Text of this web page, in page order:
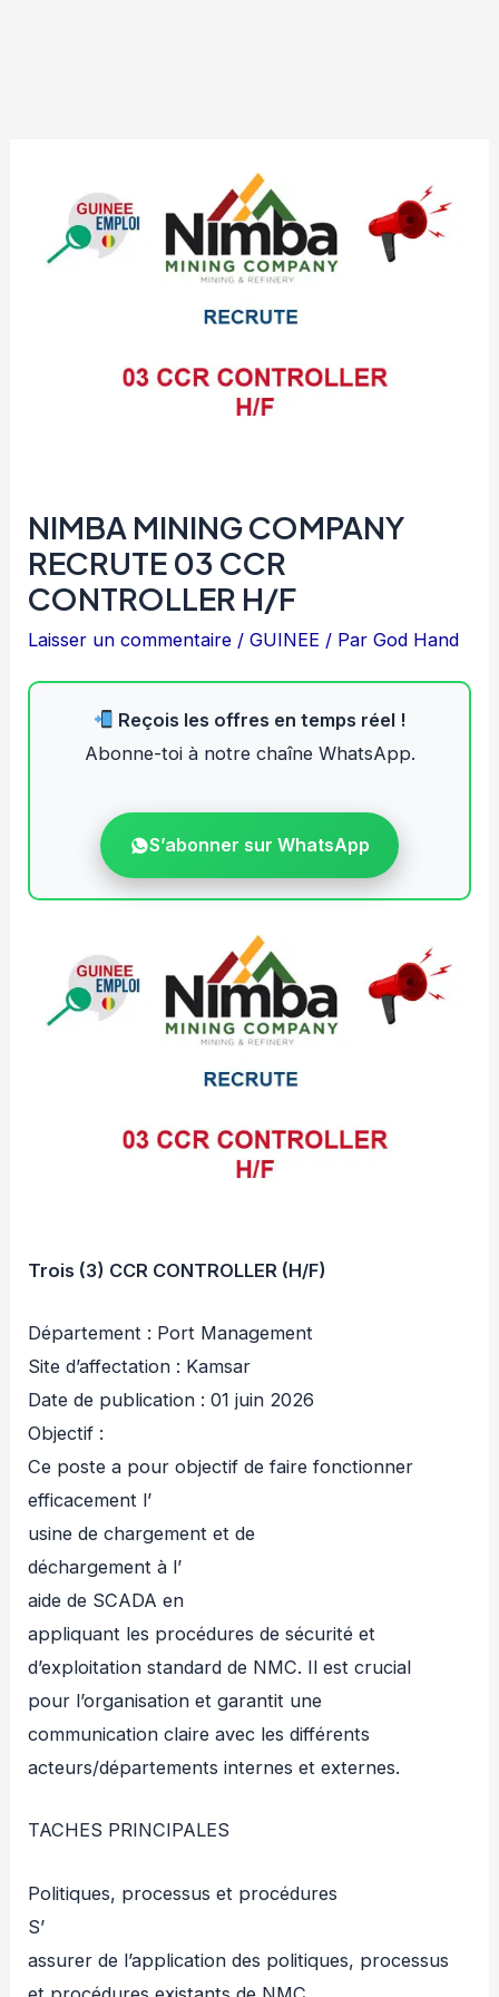
NIMBA MINING COMPANY
RECRUTE 03 CCR
CONTROLLER H/F
Laisser un commentaire /GUINEE / ParGod Hand
Reçois les offres en temps réel !
Abonne-toi à notre chaîne WhatsApp.
S’abonner sur WhatsApp
Trois (3) CCR CONTROLLER (H/F)
Département : Port Management
Site d’affectation : Kamsar
Date de publication : 01 juin 2026
Objectif :
Ce poste a pour objectif de faire fonctionner
efficacement l’
usine de chargement et de
déchargement à l’
aide de SCADA en
appliquant les procédures de sécurité et
d’exploitation standard de NMC. Il est crucial
pour l’organisation et garantit une
communication claire avec les différents
acteurs/départements internes et externes.
TACHES PRINCIPALES
Politiques, processus et procédures
S’
assurer de l’application des politiques, processus